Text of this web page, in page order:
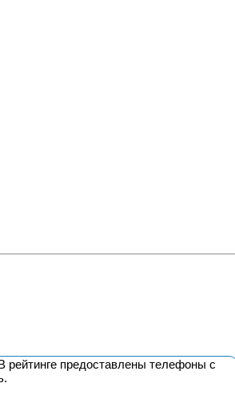
рейтинге предоставлены телефоны с